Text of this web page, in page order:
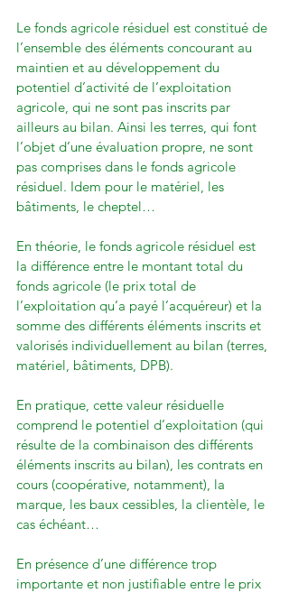
Le fonds agricole résiduel est constitué de
l’ensemble des éléments concourant au
maintien et au développement du
potentiel d’activité de l’exploitation
agricole, qui ne sont pas inscrits par
ailleurs au bilan. Ainsi les terres, qui font
l’objet d’une évaluation propre, ne sont
pas comprises dans le fonds agricole
résiduel. Idem pour le matériel, les
bâtiments, le cheptel…
En théorie, le fonds agricole résiduel est
la différence entre le montant total du
fonds agricole (le prix total de
l’exploitation qu’a payé l’acquéreur) et la
somme des différents éléments inscrits et
valorisés individuellement au bilan (terres,
matériel, bâtiments, DPB).
En pratique, cette valeur résiduelle
comprend le potentiel d’exploitation (qui
résulte de la combinaison des différents
éléments inscrits au bilan), les contrats en
cours (coopérative, notamment), la
marque, les baux cessibles, la clientèle, le
cas échéant…
En présence d’une différence trop
importante et non justifiable entre le prix